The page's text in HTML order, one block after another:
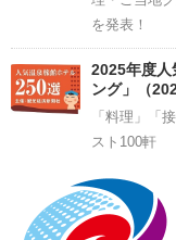
を発表！
2025年度人
ング」（
「料理」「
スト100軒